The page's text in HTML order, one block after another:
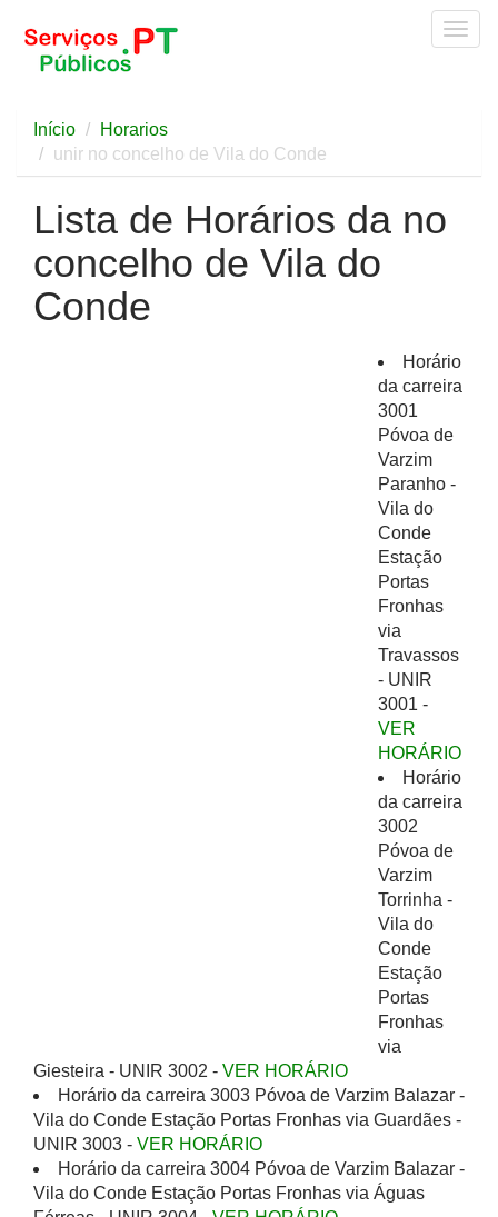
Início
Horarios
unir no concelho de Vila do Conde
Lista de Horários da no
concelho de Vila do
Conde
Horário
da carreira
3001
Póvoa de
Varzim
Paranho -
Vila do
Conde
Estação
Portas
Fronhas
via
Travassos
- UNIR
3001 -
VER
HORÁRIO
Horário
da carreira
3002
Póvoa de
Varzim
Torrinha -
Vila do
Conde
Estação
Portas
Fronhas
via
Giesteira - UNIR 3002 - VER HORÁRIO
Horário da carreira 3003 Póvoa de Varzim Balazar -
Vila do Conde Estação Portas Fronhas via Guardães -
UNIR 3003 - VER HORÁRIO
Horário da carreira 3004 Póvoa de Varzim Balazar -
Vila do Conde Estação Portas Fronhas via Águas